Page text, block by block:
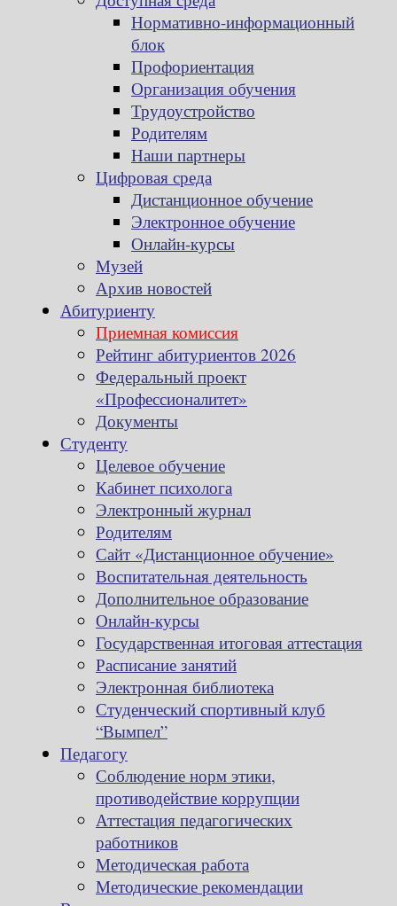
Нормативно-информационный
блок
Профориентация
Организация обучения
Трудоустройство
Родителям
Наши партнеры
Цифровая среда
Дистанционное обучение
Электронное обучение
Онлайн-курсы
Музей
Архив новостей
Абитуриенту
Приемная комиссия
Рейтинг абитуриентов 2026
Федеральный проект
«Профессионалитет»
Документы
Студенту
Целевое обучение
Кабинет психолога
Электронный журнал
Родителям
Сайт «Дистанционное обучение»
Воспитательная деятельность
Дополнительное образование
Онлайн-курсы
Государственная итоговая аттестация
Расписание занятий
Электронная библиотека
Студенческий спортивный клуб
“Вымпел”
Педагогу
Соблюдение норм этики,
противодействие коррупции
Аттестация педагогических
работников
Методическая работа
Методические рекомендации